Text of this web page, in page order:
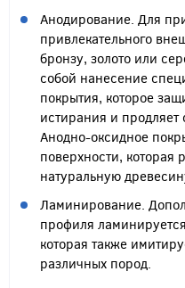
Анодирование. Для
привлекательного
бронзу, золото или
собой нанесение
покрытия, которое
истирания и продляет
Анодно-оксидное
поверхности, которая
натуральную
Ламинирование.
профиля
которая также
различных пород.